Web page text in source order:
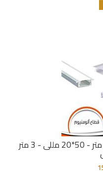
قطاع الومنيوم بالغطاء عود 3 متر - 50*20 مللى - 3 متر